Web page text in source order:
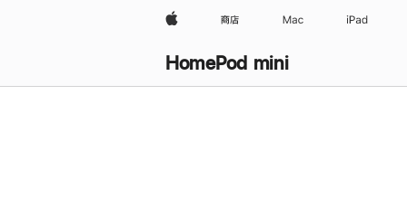
Apple 商店 Mac iPad
HomePod mini